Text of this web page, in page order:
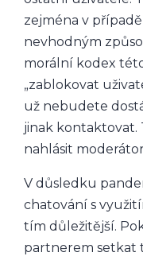
zejména v
nevhodným
morální kodex
„zablokovat
už nebudete
jinak kontaktovat.
nahlásit
V důsledku
chatování s
tím důležitější.
partnerem setkat